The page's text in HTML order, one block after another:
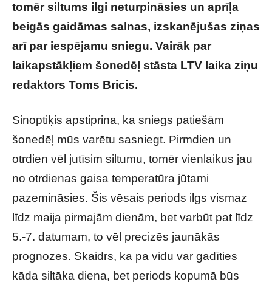
tomēr siltums ilgi neturpināsies un aprīļa
beigās gaidāmas salnas, izskanējušas ziņas
arī par iespējamu sniegu. Vairāk par
laikapstākļiem šonedēļ stāsta LTV laika ziņu
redaktors Toms Bricis.
Sinoptiķis apstiprina, ka sniegs patiešām
šonedēļ mūs varētu sasniegt. Pirmdien un
otrdien vēl jutīsim siltumu, tomēr vienlaikus jau
no otrdienas gaisa temperatūra jūtami
pazemināsies. Šis vēsais periods ilgs vismaz
līdz maija pirmajām dienām, bet varbūt pat līdz
5.-7. datumam, to vēl precizēs jaunākās
prognozes. Skaidrs, ka pa vidu var gadīties
kāda siltāka diena, bet periods kopumā būs